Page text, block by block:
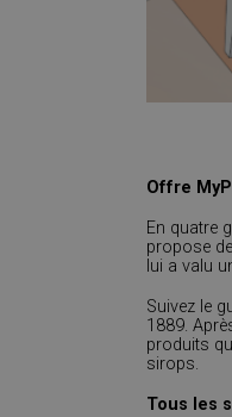
Offre
En quatre
propose
lui a valu
Suivez le
1889.
produits
sirops.
Tous les